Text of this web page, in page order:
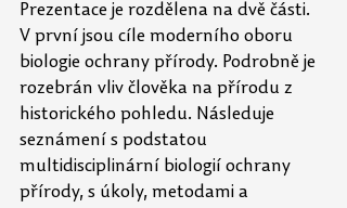
Prezentace je rozdělena na dvě části.
V první jsou cíle moderního oboru
biologie ochrany přírody. Podrobně je
rozebrán vliv člověka na přírodu z
historického pohledu. Následuje
seznámení s podstatou
multidisciplinární biologií ochrany
přírody, s úkoly, metodami a